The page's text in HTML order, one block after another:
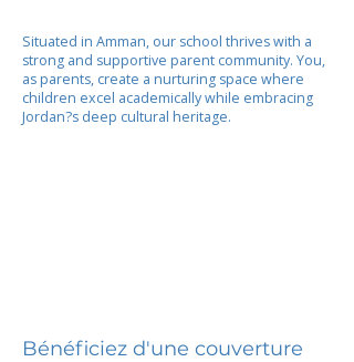
Situated in Amman, our school thrives with a
strong and supportive parent community. You,
as parents, create a nurturing space where
children excel academically while embracing
Jordan?s deep cultural heritage.
Bénéficiez d'une couverture